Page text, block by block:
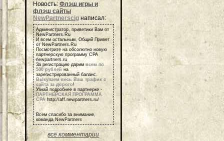
Новость: Флэш игры и
флэш сайты
NewPartnerscig написал:
Администратор, приветики Вам от
NewPartners.Ru
И всем остальным, Общий Привет
от NewPartners.Ru
Посмотрите на обсолютно новую
партнерскую программу СРА
newpartners.ru
За регистрацию даримвсем по
500 рублей на
зарегистрированный баланс.
Выкупаем весь Ваш трафик с
сайта за дорого!
Узнай подробнее в партнерке -
ПАРТНЕРСКАЯ ПРОГРАММА
СРАhttp://aff.newpartners.ru/
Всем спасибо за внимание,
команда NewPartners
все комментарии